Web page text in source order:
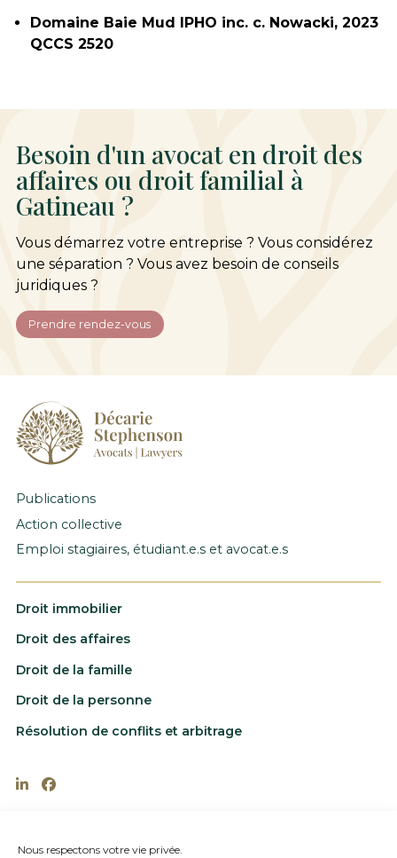
Nous respectons votre vie privée.
Domaine Baie Mud IPHO inc. c. Nowacki, 2023
QCCS 2520
Besoin d'un avocat en droit des
affaires ou droit familial à
Gatineau ?
Vous démarrez votre entreprise ? Vous considérez
une séparation ? Vous avez besoin de conseils
juridiques ?
Prendre rendez-vous
Publications
Action collective
Emploi stagiaires, étudiant.e.s et avocat.e.s
Droit immobilier
Droit des affaires
Droit de la famille
Droit de la personne
Résolution de conflits et arbitrage